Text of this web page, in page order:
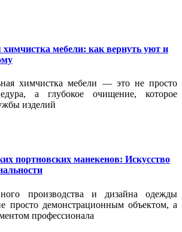
мебели: как вернуть уют и
химчистка мебели — это не просто
а глубокое очищение, которое
изделий
портновских манекенов: Искусство
производства и дизайна одежды
просто демонстрационным объектом, а
профессионала